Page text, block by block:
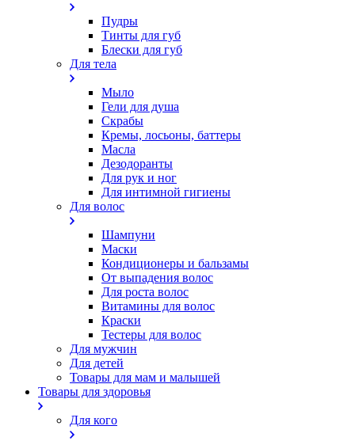
Пудры
Тинты для губ
Блески для губ
Для тела
Мыло
Гели для душа
Скрабы
Кремы, лосьоны, баттеры
Масла
Дезодоранты
Для рук и ног
Для интимной гигиены
Для волос
Шампуни
Маски
Кондиционеры и бальзамы
От выпадения волос
Для роста волос
Витамины для волос
Краски
Тестеры для волос
Для мужчин
Для детей
Товары для мам и малышей
Товары для здоровья
Для кого